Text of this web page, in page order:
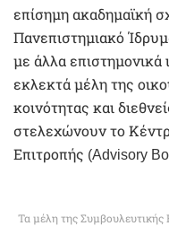
επίσημη ακαδημαϊκή
Πανεπιστημιακό
με άλλα
εκλεκτά μέλη της
κοινότητας και
στελεχώνουν το
Επιτροπής (Advisory
Τα μέλη της Συμβουλευτικής